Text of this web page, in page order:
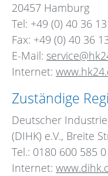
20457 Hamburg
Tel: +49 (0) 40 36
Fax: +49 (0) 40 36
E-Mail:
Internet:
Zuständige
Deutscher
(DIHK) e.V., Breite
Tel.: 0180 600 585
Internet: